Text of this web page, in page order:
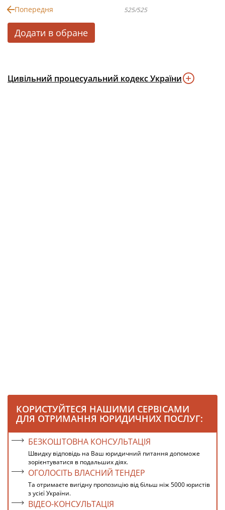
Попередня 525/525
Додати в обране
Цивільний процесуальний кодекс України
КОРИСТУЙТЕСЯ НАШИМИ СЕРВІСАМИ
ДЛЯ ОТРИМАННЯ ЮРИДИЧНИХ ПОСЛУГ:
БЕЗКОШТОВНА КОНСУЛЬТАЦІЯ
Швидку відповідь на Ваш юридичний питання допоможе
зорієнтуватися в подальших діях.
ОГОЛОСІТЬ ВЛАСНИЙ ТЕНДЕР
Та отримаєте вигідну пропозицію від більш ніж 5000 юристів
з усієї України.
ВІДЕО-КОНСУЛЬТАЦІЯ